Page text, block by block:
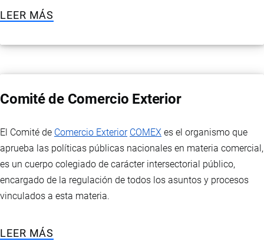
LEER MÁS
Comité de Comercio Exterior
El Comité de Comercio Exterior COMEX es el organismo que
aprueba las políticas públicas nacionales en materia comercial,
es un cuerpo colegiado de carácter intersectorial público,
encargado de la regulación de todos los asuntos y procesos
vinculados a esta materia.
LEER MÁS